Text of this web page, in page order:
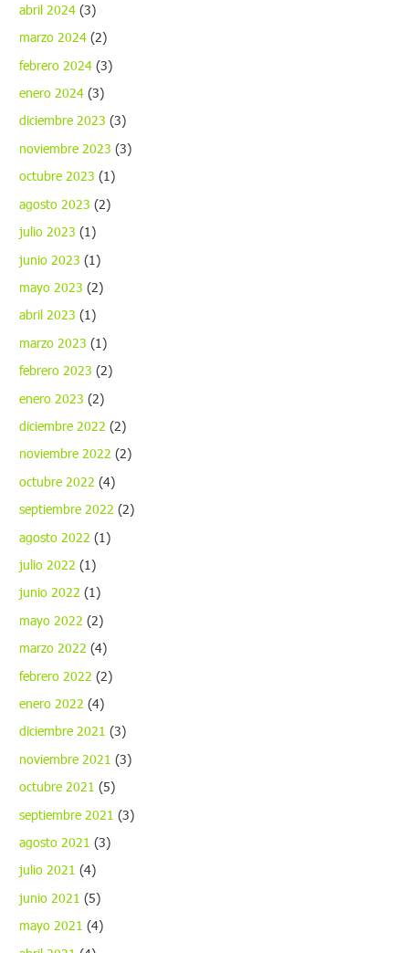
abril 2024 (3)
marzo 2024 (2)
febrero 2024 (3)
enero 2024 (3)
diciembre 2023 (3)
noviembre 2023 (3)
octubre 2023 (1)
agosto 2023 (2)
julio 2023 (1)
junio 2023 (1)
mayo 2023 (2)
abril 2023 (1)
marzo 2023 (1)
febrero 2023 (2)
enero 2023 (2)
diciembre 2022 (2)
noviembre 2022 (2)
octubre 2022 (4)
septiembre 2022 (2)
agosto 2022 (1)
julio 2022 (1)
junio 2022 (1)
mayo 2022 (2)
marzo 2022 (4)
febrero 2022 (2)
enero 2022 (4)
diciembre 2021 (3)
noviembre 2021 (3)
octubre 2021 (5)
septiembre 2021 (3)
agosto 2021 (3)
julio 2021 (4)
junio 2021 (5)
mayo 2021 (4)